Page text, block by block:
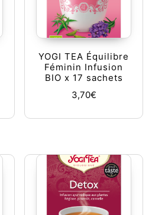
YOGI TEA Équilibre
Féminin Infusion
BIO x 17 sachets
3,70€